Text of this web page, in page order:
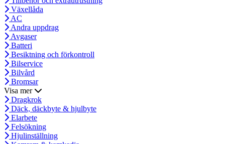
Växellåda
AC
Andra uppdrag
Avgaser
Batteri
Besiktning och förkontroll
Bilservice
Bilvård
Bromsar
Visa mer
Dragkrok
Däck, däckbyte & hjulbyte
Elarbete
Felsökning
Hjulinställning